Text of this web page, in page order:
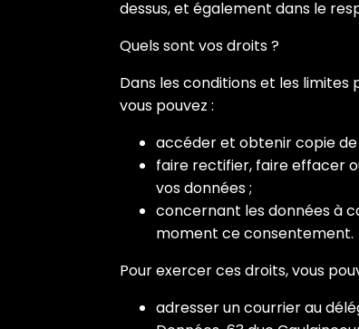
dessus, et également dans le
Quels sont vos droits ?
Dans les conditions et les limites
vous pouvez :
accéder et obtenir copie
faire rectifier, faire effacer
vos données ;
concernant les données à
moment ce consentement.
Pour exercer ces droits, vous
adresser un courrier au